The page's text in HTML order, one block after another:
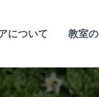
について 教室